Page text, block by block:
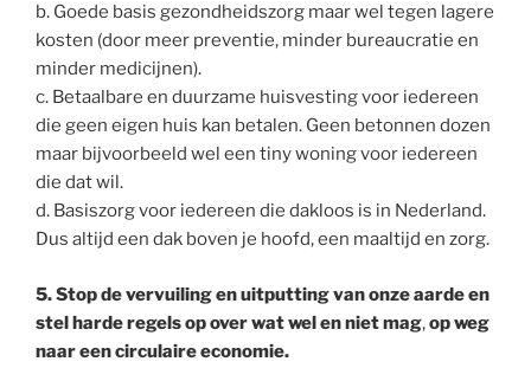
b. Goede basis gezondheidszorg maar wel tegen lagere
kosten (door meer preventie, minder bureaucratie en
minder medicijnen).
c. Betaalbare en duurzame huisvesting voor iedereen
die geen eigen huis kan betalen. Geen betonnen dozen
maar bijvoorbeeld wel een tiny woning voor iedereen
die dat wil.
d. Basiszorg voor iedereen die dakloos is in Nederland.
Dus altijd een dak boven je hoofd, een maaltijd en zorg.
5. Stop de vervuiling en uitputting van onze aarde en
stel harde regels op over wat wel en nietmag,op weg
naar een circulaire economie.